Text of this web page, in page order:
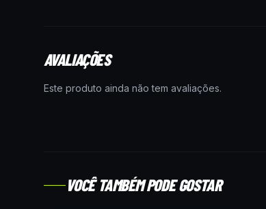
AVALIAÇÕES
Este produto ainda não tem avaliações.
VOCÊ TAMBÉM PODE GOSTAR